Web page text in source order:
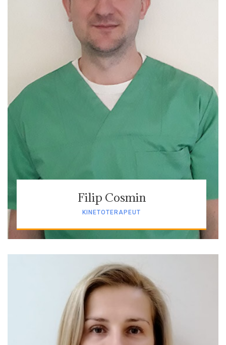
Filip Cosmin
KINETOTERAPEUT